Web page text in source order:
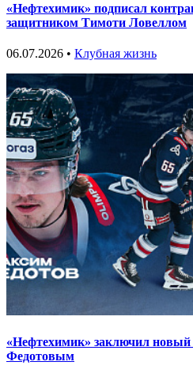
«Нефтехимик» подписал
защитником Тимоти Ловеллом
06.07.2026 • Клубная жизнь
«Нефтехимик» заключил
Федотовым